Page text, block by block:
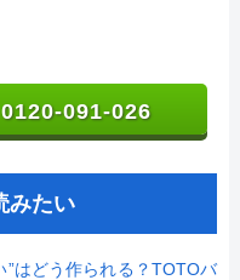
0120-091-026
みたい
”はどう作られる？TOTOバ